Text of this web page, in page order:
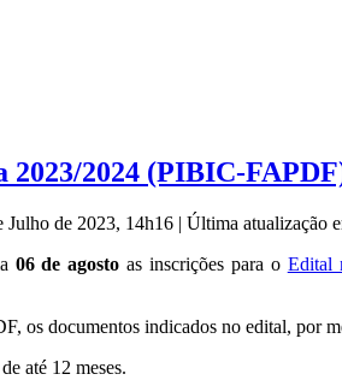
2023/2024 (PIBIC-
Julho de 2023, 14h16 | Última atualização
06 de agosto as inscrições para o Edital
os documentos indicados no edital, por
até 12 meses.